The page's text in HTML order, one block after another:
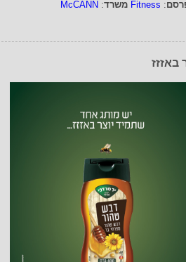
:
Fitness משרד:
McCANN
באזזז